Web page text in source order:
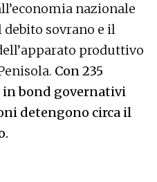
nazionale
sovrano e il
produttivo
Con 235
bond governativi
detengono circa il